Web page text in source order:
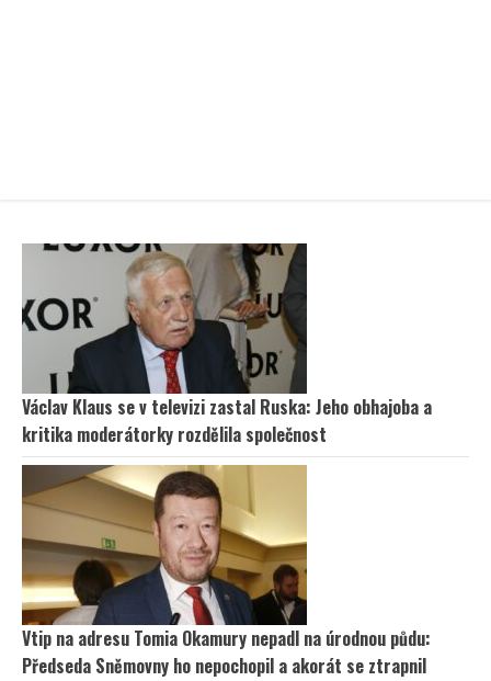
Václav Klaus se v televizi zastal Ruska: Jeho obhajoba a
kritika moderátorky rozdělila společnost
Vtip na adresu Tomia Okamury nepadl na úrodnou půdu:
Předseda Sněmovny ho nepochopil a akorát se ztrapnil